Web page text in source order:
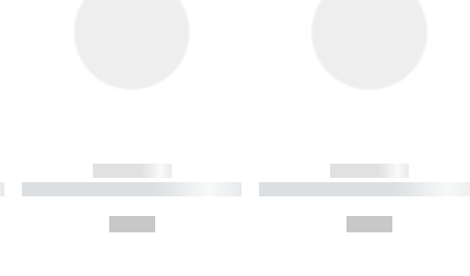
------------
----------- ----------- ----------
------------
----------- ----------- ----------